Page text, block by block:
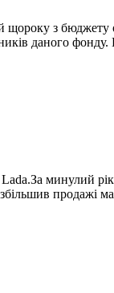
з бюджету
даного
минулий
продажі